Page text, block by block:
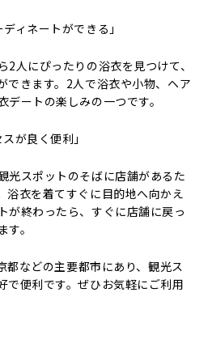
ィネートができる」
2人にぴったりの浴衣を見つけて、
できます。2人で浴衣や小物、ヘア
ートの楽しみの一つです。
が良く便利」
光スポットのそばに店舗があるた
浴衣を着てすぐに目的地へ向かえ
が終わったら、すぐに店舗に戻っ
。
都などの主要都市にあり、観光ス
で便利です。ぜひお気軽にご利用